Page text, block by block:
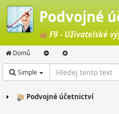
Podvojné
F9 - Uživatelské
Domů
Simple
Podvojné účetnictví